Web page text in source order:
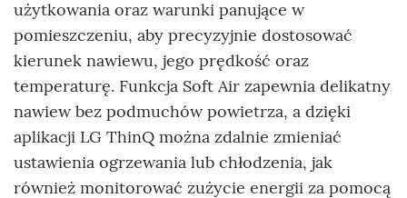
użytkowania oraz warunki panujące w
pomieszczeniu, aby precyzyjnie dostosować
kierunek nawiewu, jego prędkość oraz
temperaturę. Funkcja Soft Air zapewnia delikatny
nawiew bez podmuchów powietrza, a dzięki
aplikacji LG ThinQ można zdalnie zmieniać
ustawienia ogrzewania lub chłodzenia, jak
również monitorować zużycie energii za pomocą